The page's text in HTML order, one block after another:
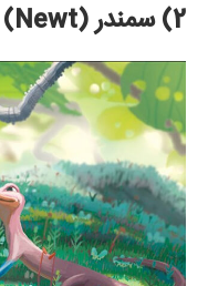
2) سمندر (Newt)